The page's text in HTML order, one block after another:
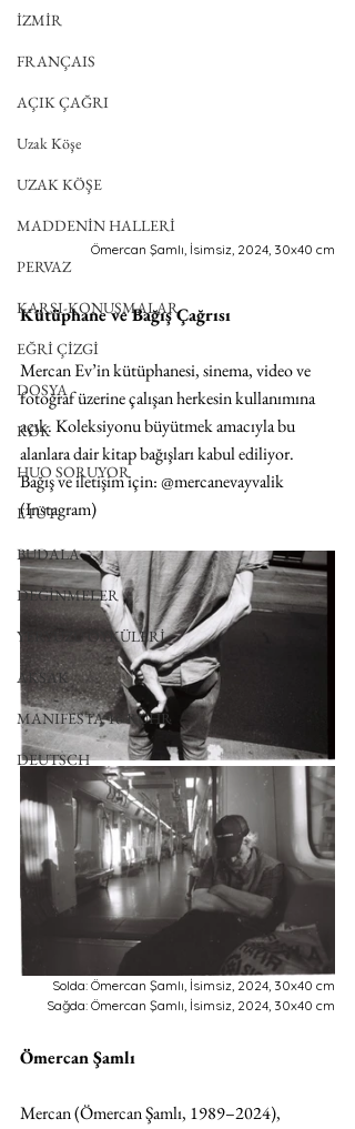
İZMİR
FRANÇAIS
AÇIK ÇAĞRI
Uzak Köşe
UZAK KÖŞE
MADDENİN HALLERİ
PERVAZ
KARŞI-KONUŞMALAR
EĞRİ ÇİZGİ
DOSYA
KÖK
HUO SORUYOR
ETÜT
BUDALA
DEĞİNMELER
YERYÜZÜ ÖYKÜLERİ
AKSAK
MANIFESTA 16 RUHR
DEUTSCH
Ömercan Şamlı, İsimsiz, 2024, 30x40 cm
Kütüphane ve Bağış Çağrısı
Mercan Ev’in kütüphanesi, sinema, video ve
fotoğraf üzerine çalışan herkesin kullanımına
açık. Koleksiyonu büyütmek amacıyla bu
alanlara dair kitap bağışları kabul ediliyor.
Bağış ve iletişim için: @mercanevayvalik
(Instagram)
Solda: Ömercan Şamlı, İsimsiz, 2024, 30x40 cm
Sağda: Ömercan Şamlı, İsimsiz, 2024, 30x40 cm
Ömercan Şamlı
Mercan (Ömercan Şamlı, 1989–2024),